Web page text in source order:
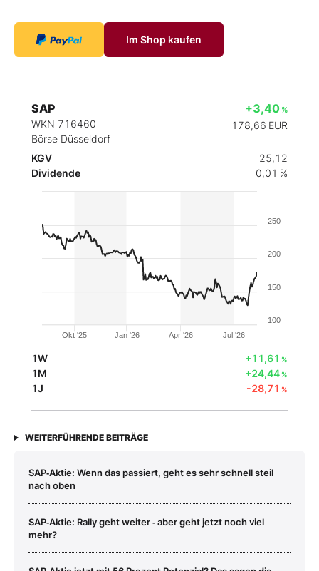
Im Shop kaufen
SAP
WKN 716460
Börse Düsseldorf
+3,40 %
178,66 EUR
KGV
25,12
Dividende
0,01 %
Okt '25 Jan '26 Apr '26 Jul '26
100
150
200
250
1W +11,61 %
1M +24,44%
1J -28,71 %
WEITERFÜHRENDE BEITRÄGE
SAP‑Aktie: Wenn das passiert, geht es sehr schnell steil
nach oben
SAP‑Aktie: Rally geht weiter ‑ aber geht jetzt noch viel
mehr?